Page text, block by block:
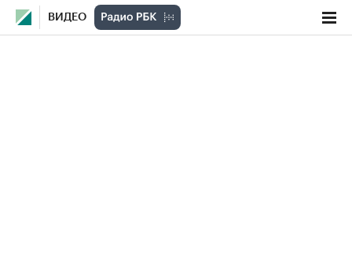
ВИДЕО